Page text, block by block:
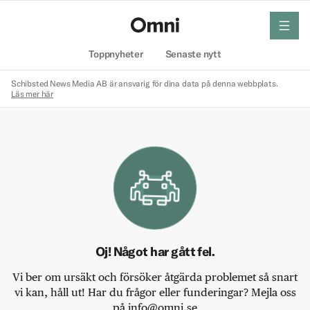
Toppnyheter Senaste nytt
meny
Schibsted News Media AB är ansvarig för dina data på denna webbplats.
Läs mer här
Oj! Något har gått fel.
Vi ber om ursäkt och försöker åtgärda problemet så snart
vi kan, håll ut! Har du frågor eller funderingar? Mejla oss